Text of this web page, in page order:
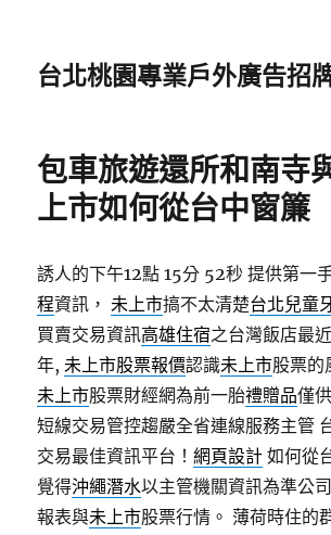
台北桃園專業戶外廣告招
包車旅遊還所和南寺
上市如何從台中窗簾
誘人的下午12點 15分 52秒 提供第一
程資訊，未上市搞不太清楚台北兒童
買賣交易資訊高雄住宿之台灣飯店最
年,未上市股票報價認識未上市股票的
未上市股票財經網為前一胎禮贈品僅
短線交易管控趨嚴全省連線服務主管
交易最佳資訊平台！網頁設計 如何從
覺得沖繩潛水以主管機關資訊為準公
報表與未上市股票行情。 薄荷時住的